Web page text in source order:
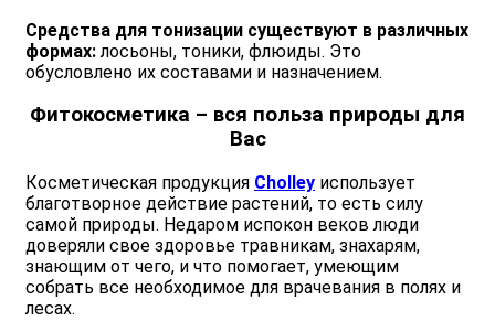
Средства для тонизации существуют в различных
формах: лосьоны, тоники, флюиды. Это
обусловлено их составами и назначением.
Фитокосметика – вся польза природы для
Вас
Косметическая продукция Cholley использует
благотворное действие растений, то есть силу
самой природы. Недаром испокон веков люди
доверяли свое здоровье травникам, знахарям,
знающим от чего, и что помогает, умеющим
собрать все необходимое для врачевания в полях и
лесах.